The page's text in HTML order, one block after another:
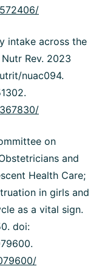
intake across the
Rev. 2023
nuac094.
on
and
Health Care;
in girls and
as a vital sign.
doi: